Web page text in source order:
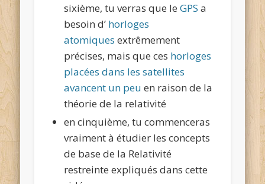
sixième, tu verras que leGPS a
besoin d’ horloges
atomiques extrêmement
précises, mais que ces horloges
placées dans les satellites
avancent un peu en raison de la
théorie de la relativité
en cinquième, tu commenceras
vraiment à étudier les concepts
de base de la Relativité
restreinte expliqués dans cette